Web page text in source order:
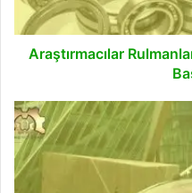
Araştırmacılar
Google’ın
Temiz
Hava
Sahası
Aracı